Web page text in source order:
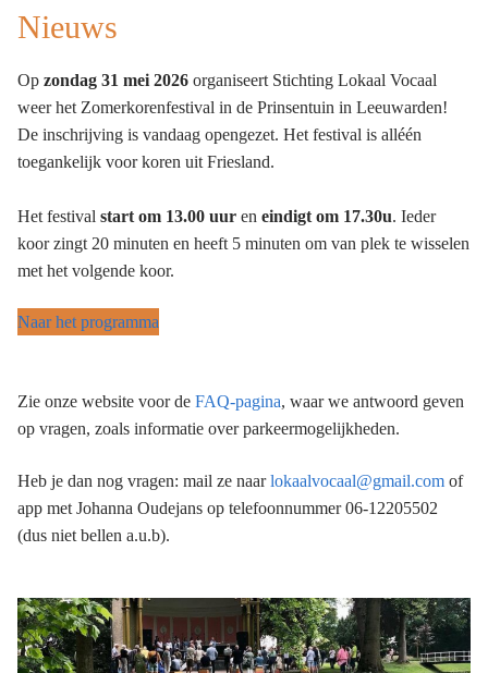
Nieuws
Op zondag 31 mei 2026 organiseert Stichting Lokaal Vocaal
weer het Zomerkorenfestival in de Prinsentuin in Leeuwarden!
De inschrijving is vandaag opengezet. Het festival is alléén
toegankelijk voor koren uit Friesland.
Het festival start om 13.00 uur en eindigt om 17.30u. Ieder
koor zingt 20 minuten en heeft 5 minuten om van plek te wisselen
met het volgende koor.
Naar het programma
Zie onze website voor de FAQ-pagina, waar we antwoord geven
op vragen, zoals informatie over parkeermogelijkheden.
Heb je dan nog vragen: mail ze naarlokaalvocaal@gmail.com of
app met Johanna Oudejans op telefoonnummer 06-12205502
(dus niet bellen a.u.b).